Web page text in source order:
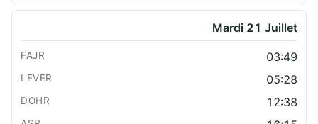
Mardi 21 Juillet
03:49
05:28
12:38